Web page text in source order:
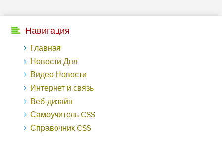
Навигация
Главная
Новости Дня
Видео Новости
Интернет и связь
Веб-дизайн
Самоучитель CSS
Справочник CSS